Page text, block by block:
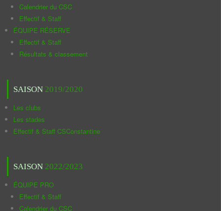
Calendrier du CSC
Effectif & Staff
ÉQUIPE RÉSERVE
Effectif & Staff
Résultats & classement
SAISON 2019/2020
Les clubs
Les stades
Effectif & Staff CSConstantine
SAISON 2022/2023
ÉQUIPE PRO
Effectif & Staff
Calendrier du CSC